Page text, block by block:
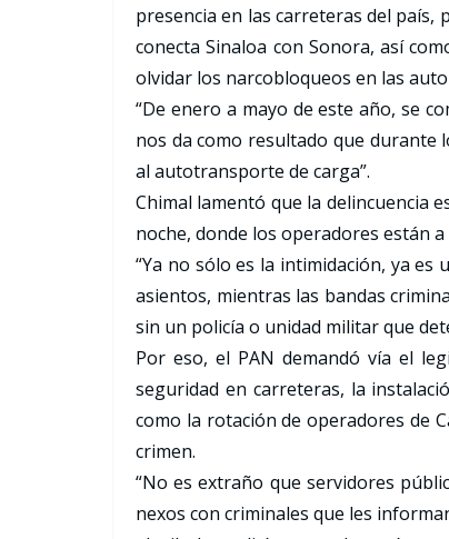
presencia en las carreteras del país,
conecta Sinaloa con Sonora, así
olvidar los narcobloqueos en las
“De enero a mayo de este año, se
nos da como resultado que durante
al autotransporte de carga”.
Chimal lamentó que la delincuencia
noche, donde los operadores están
“Ya no sólo es la intimidación, ya es
asientos, mientras las bandas
sin un policía o unidad militar que
Por eso, el PAN demandó vía el
seguridad en carreteras, la
como la rotación de operadores de
crimen.
“No es extraño que servidores
nexos con criminales que les